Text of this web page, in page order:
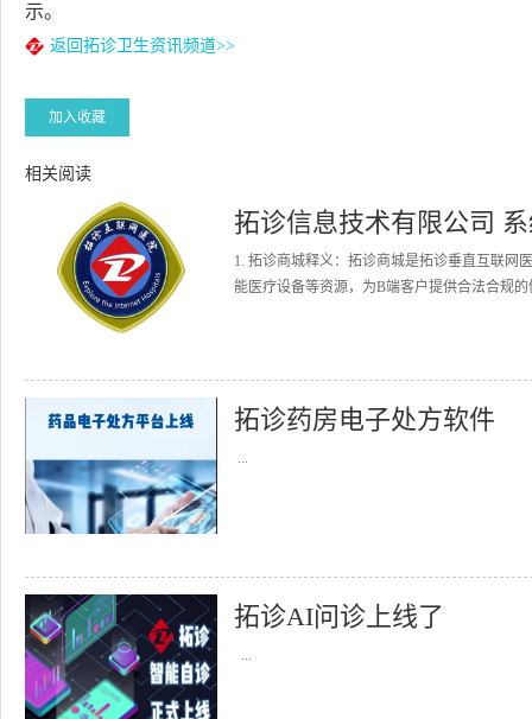
示。
返回拓诊卫生资讯频道>>
加入收藏
相关阅读
拓诊信息技术有限公司
1. 拓诊商城释义：拓诊商城是拓诊垂直互联网
能医疗设备等资源，为B端客户提供合法合规
拓诊药房电子处方软件
...
拓诊AI问诊上线了
...